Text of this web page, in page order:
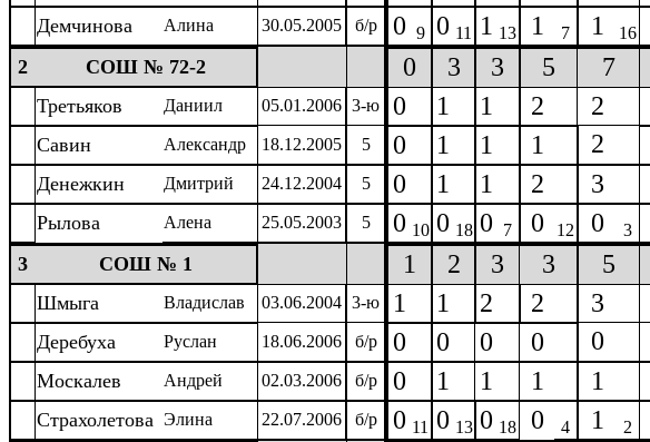
Демчинова Алина 30.05.2005 б/р 0 9 0 11 1 13 1 7 1 16
2 СОШ № 72-2 0 3 3 5 7
Третьяков
Даниил 05.01.2006 3-ю 0 1 1 2 2
Савин Александр 18.12.2005 5 0 1 1 1 2
Денежкин Дмитрий 24.12.2004 5 0 1 1 2 3
Рылова Алена 25.05.2003 5 0 10 0 18 0 7 0 12 0 3
3 СОШ № 1 1 2 3 3 5
Шмыга
Владислав 03.06.2004 3-ю 1 1 2 2 3
Деребуха Руслан 18.06.2006 б/р 0 0 0 0 0
Москалев Андрей 02.03.2006 б/р 0 1 1 1 1
Страхолетова Элина 22.07.2006 б/р 0 11 0 13 0 18 0 4 1 2